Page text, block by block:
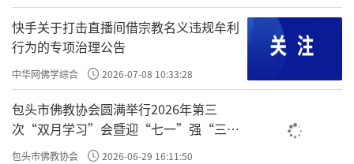
路。会后举行书画作品赠送仪式，与会人员参访吉祥
密乘大乐林寺，实地感受寺院文化与教风建设成果。
此次活动搭建了两市佛教协会沟通桥梁，推动教育活
动走深走实,对坚持我国佛教中国化方向、传承优秀佛
教文化、凝聚思想共识、促进两地佛教事业健康传承
具有重要意义
。
快手关于打击直播间借宗教名义违规牟利
行为的专项治理公告
中华网佛学综合 2026-07-08 10:33:28
包头市佛教协会圆满举行2026年第三
次“双月学习”会暨迎“七一”强“三
爱”主题书画笔会
包头市佛教协会 2026-06-29 16:11:50